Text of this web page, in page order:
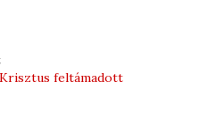
Krisztus feltámadott